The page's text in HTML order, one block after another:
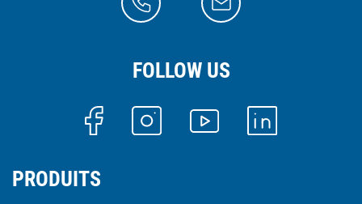
FOLLOW US
PRODUITS